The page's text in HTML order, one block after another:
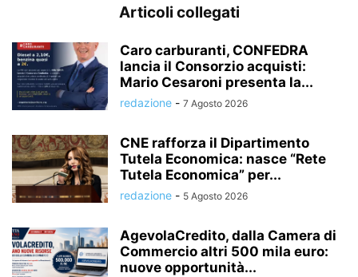
Articoli collegati
Caro carburanti, CONFEDRA
lancia il Consorzio acquisti:
Mario Cesaroni presenta la...
redazione - 7 Agosto 2026
CNE rafforza il Dipartimento
Tutela Economica: nasce “Rete
Tutela Economica” per...
redazione - 5 Agosto 2026
AgevolaCredito, dalla Camera di
Commercio altri 500 mila euro:
nuove opportunità...